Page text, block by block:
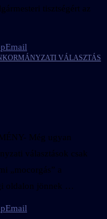
tisztségért az
Email
VÁLASZTÁS
Még ugyan
választások csak
„mocorgás” a
oldalon jönnek …
Email